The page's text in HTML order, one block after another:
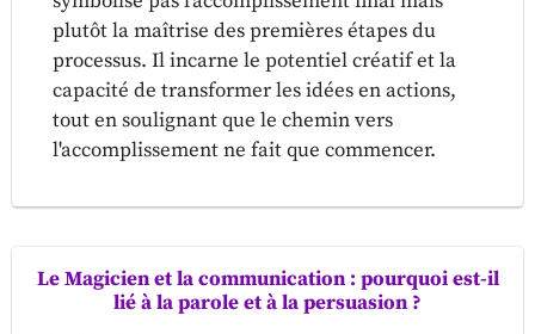
plutôt la maîtrise des premières étapes du
processus. Il incarne le potentiel créatif et la
capacité de transformer les idées en actions,
tout en soulignant que le chemin vers
l'accomplissement ne fait que commencer.
Le Magicien et la communication : pourquoi est-il
lié à la parole et à la persuasion ?